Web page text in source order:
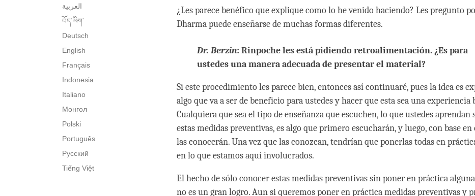
facebook
العربية
བོད་ཡིག་
Deutsch
English
Français
Indonesia
Italiano
Монгол
Polski
Português
Русский
Tiếng Việt
¿Les parece benéfico que explique como lo he venido haciendo? Les pregunto
Dharma puede enseñarse de muchas formas diferentes.
Dr. Berzin: Rinpoche les está pidiendo retroalimentación. ¿Es para
ustedes una manera adecuada de presentar el material?
Si este procedimiento les parece bien, entonces así continuaré, pues la idea es
algo que va a ser de beneficio para ustedes y hacer que esta sea una experiencia
Cualquiera que sea el tipo de enseñanza que escuchen, lo que ustedes aprendan
estas medidas preventivas, es algo que primero escucharán, y luego, con base en
las conocerán. Una vez que las conozcan, tendrían que ponerlas todas en
en lo que estamos aquí involucrados.
El hecho de sólo conocer estas medidas preventivas sin poner en práctica
no es un gran logro. Aun si queremos poner en práctica medidas preventivas y